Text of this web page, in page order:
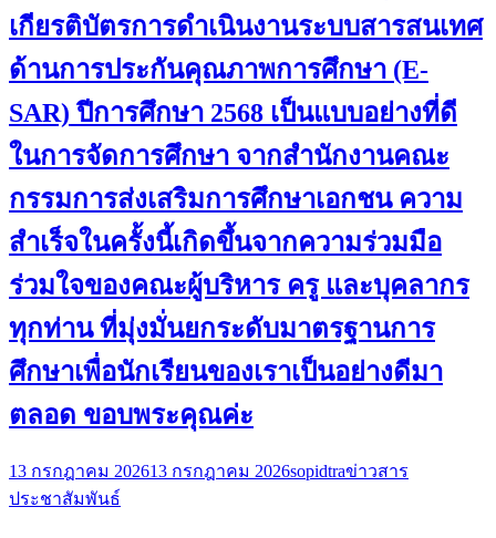
เกียรติบัตรการดำเนินงานระบบสารสนเทศ
ด้านการประกันคุณภาพการศึกษา (E-
SAR) ปีการศึกษา 2568 เป็นแบบอย่างที่ดี
ในการจัดการศึกษา จากสำนักงานคณะ
กรรมการส่งเสริมการศึกษาเอกชน ความ
สำเร็จในครั้งนี้เกิดขึ้นจากความร่วมมือ
ร่วมใจของคณะผู้บริหาร ครู และบุคลากร
ทุกท่าน ที่มุ่งมั่นยกระดับมาตรฐานการ
ศึกษาเพื่อนักเรียนของเราเป็นอย่างดีมา
ตลอด ขอบพระคุณค่ะ
13 กรกฎาคม 202613 กรกฎาคม 2026sopidtraข่าวสาร
ประชาสัมพันธ์